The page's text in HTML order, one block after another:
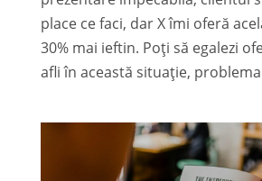
place ce faci, dar X îmi oferă
30% mai ieftin. Poți să egalezi
afli în această situație,